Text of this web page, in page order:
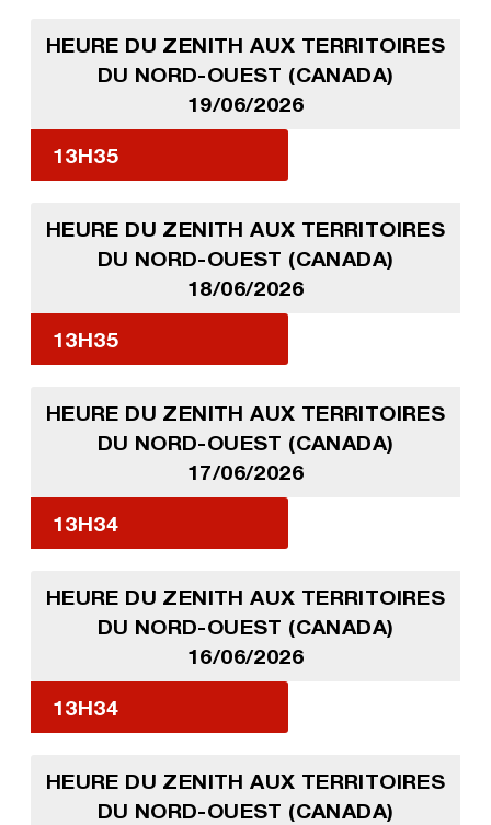
HEURE DU ZENITH AUX TERRITOIRES
DU NORD-OUEST (CANADA)
19/06/2026
13H35
HEURE DU ZENITH AUX TERRITOIRES
DU NORD-OUEST (CANADA)
18/06/2026
13H35
HEURE DU ZENITH AUX TERRITOIRES
DU NORD-OUEST (CANADA)
17/06/2026
13H34
HEURE DU ZENITH AUX TERRITOIRES
DU NORD-OUEST (CANADA)
16/06/2026
13H34
HEURE DU ZENITH AUX TERRITOIRES
DU NORD-OUEST (CANADA)